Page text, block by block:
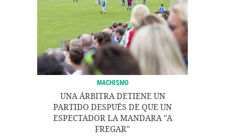
MACHISMO
UNA ÁRBITRA DETIENE UN
PARTIDO DESPUÉS DE QUE UN
ESPECTADOR LA MANDARA "A
FREGAR"